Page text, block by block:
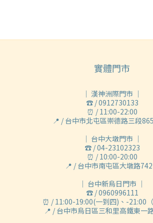
實體門市
｜ 漢神洲際門市 ｜
☎ / 0912730133
⏰ / 11:00-22:00
📍 / 台中市北屯區崇德路三段
｜ 台中大墩門市 ｜
☎ / 04-23102323
⏰ / 10:00-20:00
📍 / 台中市南屯區大墩路
｜ 台中新烏日門市 ｜
☎ / 0960996111
⏰ / 11:00-19:00(一到四)、-21:00（
📍 / 台中市烏日區三和里高鐵東一